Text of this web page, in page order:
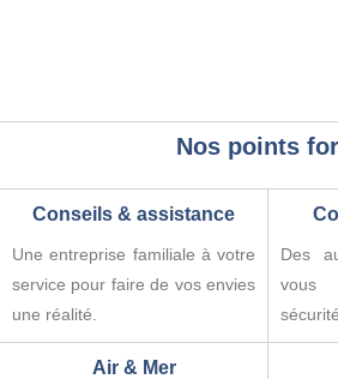
Nos points
Conseils & assistance
Une entreprise familiale à votre
service pour faire de vos envies
une réalité.
Des
vous
sécurité.
Air & Mer